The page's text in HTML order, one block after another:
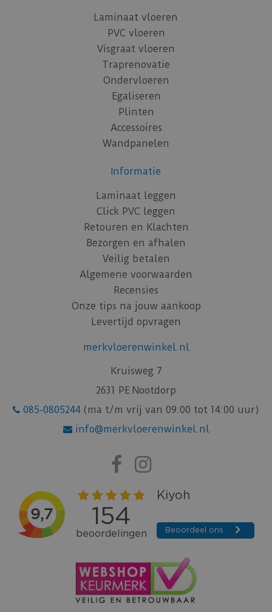
Laminaat vloeren
PVC vloeren
Visgraat vloeren
Traprenovatie
Ondervloeren
Egaliseren
Plinten
Accessoires
Wandpanelen
Informatie
Laminaat leggen
Click PVC leggen
Retouren en Klachten
Bezorgen en afhalen
Veilig betalen
Algemene voorwaarden
Recensies
Onze tips na jouw aankoop
Levertijd opvragen
merkvloerenwinkel.nl
Kruisweg 7
2631 PE Nootdorp
085-0805244 (ma t/m vrij van 09:00 tot 14:00 uur)
info@merkvloerenwinkel.nl